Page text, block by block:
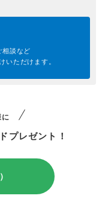
相談など
いただけます。
に
プレゼント！